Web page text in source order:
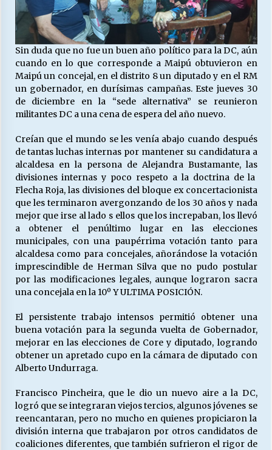
¿Qué habrían dicho?
23/06/2026
VOLVER A SER ALTERNATIVA
16/06/2026
MUNICIPALIDADES, HONORARIOS, DESPIDOS
28/05/2026
Releyendo la Rerum Novarum a 135 años. “La
cuestión social hoy”.
16/05/2026
S.O.S. a los ricos, Save Our Souls (Salvar
Nuestras Almas)
30/04/2026
¿Asesores con doble sueldo?
18/04/2026
Chile y sus segmentos de la riqueza
Sin duda que no fue un buen año político para la DC, aún
cuando en lo que corresponde a Maipú obtuvieron en
Maipú un concejal, en el distrito 8 un diputado y en el RM
un gobernador, en durísimas campañas. Este jueves 30
de diciembre en la “sede alternativa” se reunieron
militantes DC a una cena de espera del año nuevo.
Creían que el mundo se les venía abajo cuando después
de tantas luchas internas por mantener su candidatura a
alcaldesa en la persona de Alejandra Bustamante, las
divisiones internas y poco respeto a la doctrina de la
Flecha Roja, las divisiones del bloque ex concertacionista
que les terminaron avergonzando de los 30 años y nada
mejor que irse al lado s ellos que los increpaban, los llevó
a obtener el penúltimo lugar en las elecciones
municipales, con una paupérrima votación tanto para
alcaldesa como para concejales, añorándose la votación
imprescindible de Herman Silva que no pudo postular
por las modificaciones legales, aunque lograron sacra
una concejala en la 10º Y ULTIMA POSICIÓN.
El persistente trabajo intensos permitió obtener una
buena votación para la segunda vuelta de Gobernador,
mejorar en las elecciones de Core y diputado, logrando
obtener un apretado cupo en la cámara de diputado con
Alberto Undurraga.
Francisco Pincheira, que le dio un nuevo aire a la DC,
logró que se integraran viejos tercios, algunos jóvenes se
reencantaran, pero no mucho en quienes propiciaron la
división interna que trabajaron por otros candidatos de
coaliciones diferentes, que también sufrieron el rigor de